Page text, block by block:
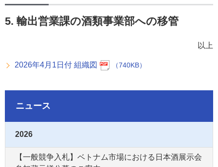
5. 輸出営業課の酒類事業部への移管
以上
2026年4月1日付 組織図 （740KB）
ニュース
2026
【一般競争入札】ベトナム市場における日本酒展示会